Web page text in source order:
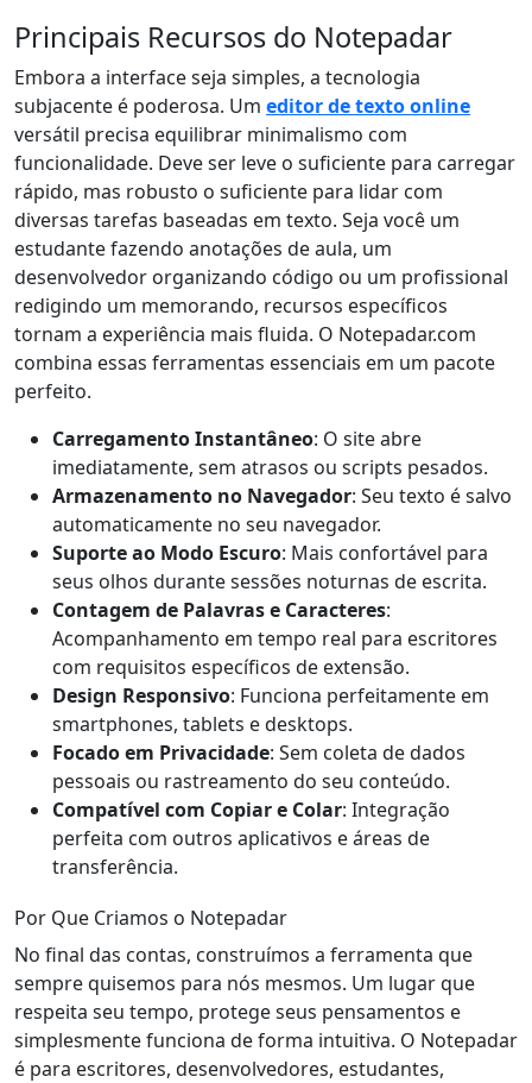
Principais Recursos do Notepadar
Embora a interface seja simples, a tecnologia
subjacente é poderosa. Um editor de texto online
versátil precisa equilibrar minimalismo com
funcionalidade. Deve ser leve o suficiente para carregar
rápido, mas robusto o suficiente para lidar com
diversas tarefas baseadas em texto. Seja você um
estudante fazendo anotações de aula, um
desenvolvedor organizando código ou um profissional
redigindo um memorando, recursos específicos
tornam a experiência mais fluida. O Notepadar.com
combina essas ferramentas essenciais em um pacote
perfeito.
Carregamento Instantâneo: O site abre
imediatamente, sem atrasos ou scripts pesados.
Armazenamento no Navegador: Seu texto é salvo
automaticamente no seu navegador.
Suporte ao Modo Escuro: Mais confortável para
seus olhos durante sessões noturnas de escrita.
Contagem de Palavras e Caracteres:
Acompanhamento em tempo real para escritores
com requisitos específicos de extensão.
Design Responsivo: Funciona perfeitamente em
smartphones, tablets e desktops.
Focado em Privacidade: Sem coleta de dados
pessoais ou rastreamento do seu conteúdo.
Compatível com Copiar e Colar: Integração
perfeita com outros aplicativos e áreas de
transferência.
Por Que Criamos o Notepadar
No final das contas, construímos a ferramenta que
sempre quisemos para nós mesmos. Um lugar que
respeita seu tempo, protege seus pensamentos e
simplesmente funciona de forma intuitiva. O Notepadar
é para escritores, desenvolvedores, estudantes,